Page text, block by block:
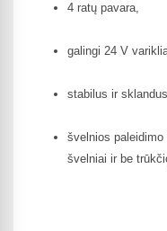
4 ratų pavara,
galingi 24 V
stabilus ir
švelnios
švelniai ir be